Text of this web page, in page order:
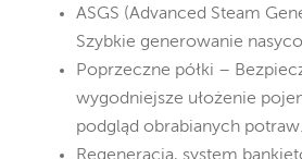
ASGS (Advanced Steam
Szybkie generowanie
Poprzeczne półki –
wygodniejsze ułożenie
podgląd obrabianych potraw.